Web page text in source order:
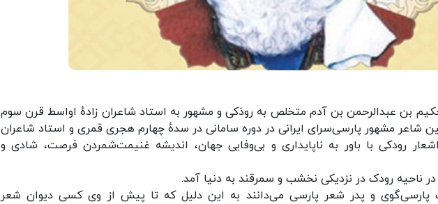
بن عبدالرحمن بن آدم متخلص به رودَکی و مشهور به استاد شاعران زادهٔ اواسط قرن سوم
قمری نخستین شاعر مشهور پارسی‌سرای ایرانی در دوره سامانی در سدهٔ چهارم هجری قمری و استاد شاعران
رودکی با باور به ناپایداری و بی‌وفایی جهان، اندیشه غنیمت‌شمردن فرصت، شادی و
در ناحیه رودک در نزدیکی نخشب و سمرقند به دنیا آمد.
پارسی‌گوی و پدر شعر پارسی می‌دانند به این دلیل که تا پیش از وی کسی دیوان شعر